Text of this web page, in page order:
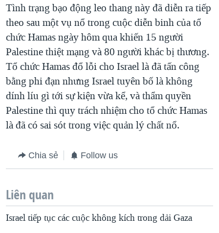
Tình trạng bạo động leo thang này đã diễn ra tiếp
theo sau một vụ nổ trong cuộc diễn binh của tổ
chức Hamas ngày hôm qua khiến 15 người
Palestine thiệt mạng và 80 người khác bị thương.
Tổ chức Hamas đổ lỗi cho Israel là đã tấn công
bằng phi đạn nhưng Israel tuyên bố là không
dính líu gì tới sự kiện vừa kể, và thẩm quyền
Palestine thì quy trách nhiệm cho tổ chức Hamas
là đã có sai sót trong việc quản lý chất nổ.
Chia sẻ Follow us
Liên quan
Israel tiếp tục các cuộc không kích trong dải Gaza